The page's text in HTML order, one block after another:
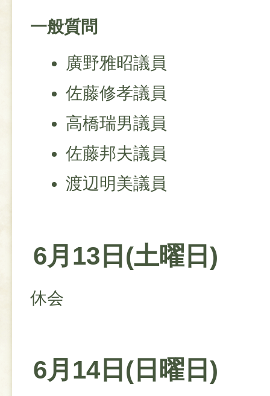
一般質問
廣野雅昭議員
佐藤修孝議員
高橋瑞男議員
佐藤邦夫議員
渡辺明美議員
6月13日(土曜日)
休会
6月14日(日曜日)